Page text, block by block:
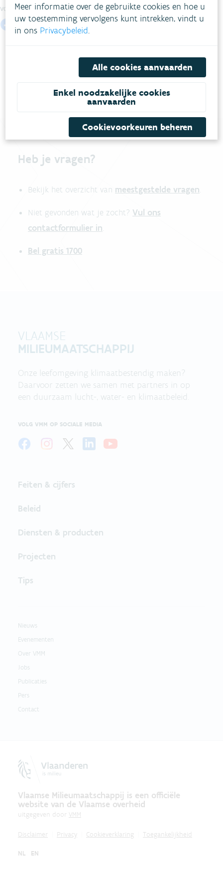
VOLG VMM OP SOCIALE MEDIA
Heb je vragen?
Bekijk het overzicht van meestgestelde vragen.
Niet gevonden wat je zocht? Vul ons
contactformulier in.
Bel gratis 1700
VLAAMSE
MILIEUMAATSCHAPPIJ
Onze leefomgeving klimaatbestendig maken?
Daarvoor zetten we samen met partners in op
een duurzaam lucht-, water- en klimaatbeleid.
VOLG VMM OP SOCIALE MEDIA
Feiten & cijfers
Beleid
Diensten & producten
Projecten
Tips
Nieuws
Evenementen
Over VMM
Jobs
Publicaties
Pers
Contact
Vlaamse Milieumaatschappij is een officiële
website van de Vlaamse overheid
uitgegeven door VMM
Disclaimer Privacy Cookieverklaring Toegankelijkheid
NL EN
Meer informatie over de gebruikte cookies en hoe u
uw toestemming vervolgens kunt intrekken, vindt u
in ons Privacybeleid.
Alle cookies aanvaarden
Enkel noodzakelijke cookies
aanvaarden
Cookievoorkeuren beheren